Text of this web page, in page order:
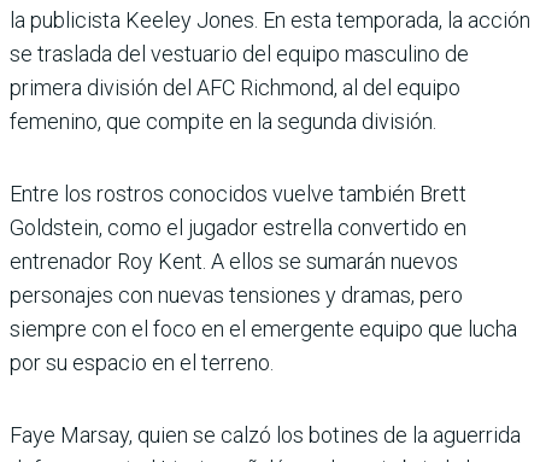
la publicista Keeley Jones. En esta temporada, la acción
se traslada del vestuario del equipo masculino de
primera división del AFC Richmond, al del equipo
femenino, que compite en la segunda división.
Entre los rostros conocidos vuelve también Brett
Goldstein, como el jugador estrella convertido en
entrenador Roy Kent. A ellos se sumarán nuevos
personajes con nuevas tensiones y dramas, pero
siempre con el foco en el emergente equipo que lucha
por su espacio en el terreno.
Faye Marsay, quien se calzó los botines de la aguerrida